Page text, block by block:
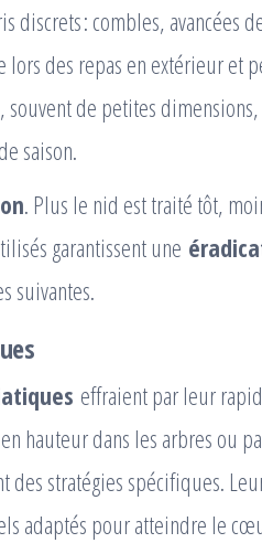
: combles, avancées
des repas en extérieur et
, souvent de petites
saison.
. Plus le nid est traité tôt,
garantissent une
suivantes.
effraient par leur
hauteur dans les arbres ou
des stratégies spécifiques.
adaptés pour atteindre le